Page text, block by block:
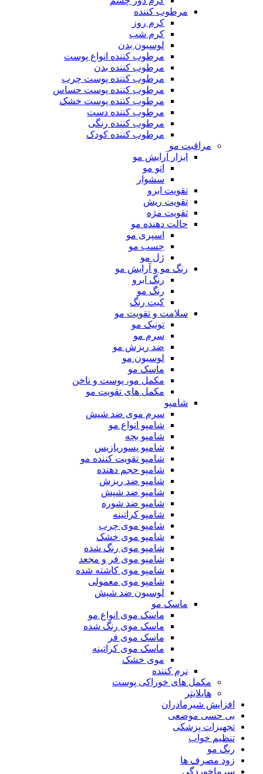
مرطوب کننده
کرم روز
کرم شب
لوسیون بدن
مرطوب کننده انواع پوست
مرطوب کننده بدن
مرطوب کننده پوست چرب
مرطوب کننده پوست حساس
مرطوب کننده پوست خشک
مرطوب کننده دست
مرطوب کننده رنگی
مرطوب کننده کودک
مراقبت مو
ابزار آرایش مو
اتو مو
سشوار
تقویت ابرو
تقویت ریش
تقویت مژه
حالت دهنده مو
اسپری مو
چسب مو
ژل مو
رنگ مو و آرایش مو
رنگ ابرو
رنگ مو
کیت رنگ
سلامت و تقویت مو
تونیک مو
سرم مو
ضد ریزش مو
لوسیون مو
ماسک مو
مکمل مو، پوست و ناخن
مکمل های تقویت مو
شامپو
سرم موی ضد شپش
شامپو انواع مو
شامپو بچه
شامپو پسوریازیس
شامپو تقویت کننده مو
شامپو حجم دهنده
شامپو ضد ریزش
شامپو ضد شپش
شامپو ضد شوره
شامپو کراتینه
شامپو موی چرب
شامپو موی خشک
شامپو موی رنگ شده
شامپو موی فر و مجعد
شامپو موی کاشته شده
شامپو موی معمولی
لوسیون ضد شپش
ماسک مو
ماسک موی انواع مو
ماسک موی رنگ شده
ماسک موی فر
ماسک موی کراتینه
موی خشک
نرم کننده
مکمل های خوراکی پوست
هایلایتر
افزایش شیرمادران
بی حسی موضعی
تجهیزات پزشکی
تنظیم خواب
رنگ مو
زود مصرف ها
سرماخوردگی